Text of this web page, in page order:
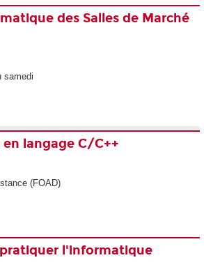
des Salles de Marché
samedi
langage C/C++
(FOAD)
l'informatique